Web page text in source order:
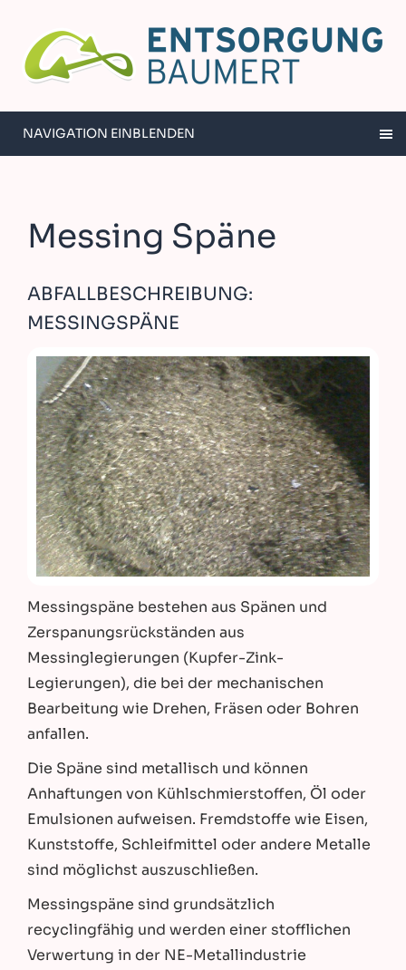
NAVIGATION EINBLENDEN
Messing Späne
ABFALLBESCHREIBUNG:
MESSINGSPÄNE
Messingspäne bestehen aus Spänen und
Zerspanungsrückständen aus
Messinglegierungen (Kupfer-Zink-
Legierungen), die bei der mechanischen
Bearbeitung wie Drehen, Fräsen oder Bohren
anfallen.
Die Späne sind metallisch und können
Anhaftungen von Kühlschmierstoffen, Öl oder
Emulsionen aufweisen. Fremdstoffe wie Eisen,
Kunststoffe, Schleifmittel oder andere Metalle
sind möglichst auszuschließen.
Messingspäne sind grundsätzlich
recyclingfähig und werden einer stofflichen
Verwertung in der NE-Metallindustrie